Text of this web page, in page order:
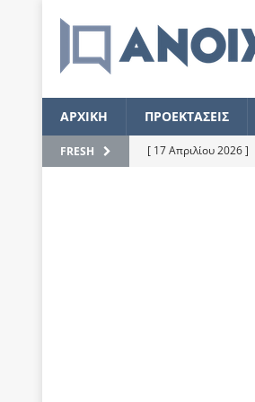
ΑΡΧΙΚΗ ΠΡΟΕΚΤΑΣΕΙΣ
FRESH [ 17 Απριλίου 2026 ]